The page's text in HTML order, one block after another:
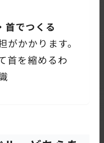
首でつくる
かかります。
首を縮めるわ